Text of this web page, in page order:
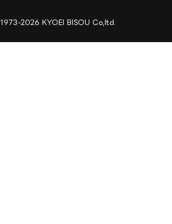
1973-2026 KYOEI BISOU Co,ltd.